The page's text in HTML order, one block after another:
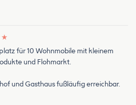
★
für 10 Wohnmobile mit kleinem
und Flohmarkt.
und Gasthaus fußläufig erreichbar.